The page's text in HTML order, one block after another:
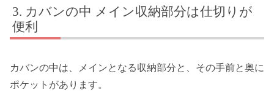
カバンの中 メイン収納部分は仕切りが
便利
カバンの中は、メインとなる収納部分と、その手前と奥に
ポケットがあります。